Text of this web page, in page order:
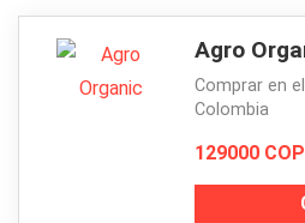
Agro
Comprar en
Colombia
129000 COP